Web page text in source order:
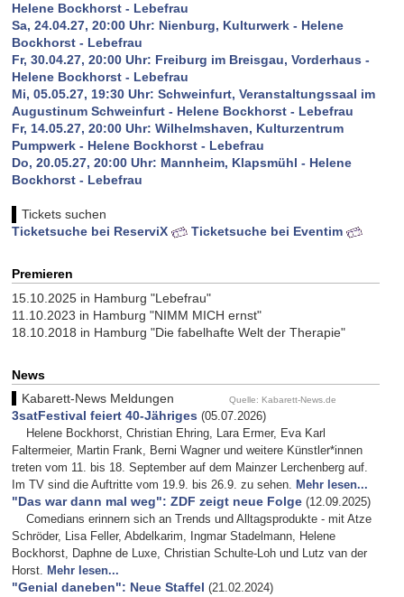
Helene Bockhorst - Lebefrau
Sa, 24.04.27, 20:00 Uhr: Nienburg, Kulturwerk - Helene
Bockhorst - Lebefrau
Fr, 30.04.27, 20:00 Uhr: Freiburg im Breisgau, Vorderhaus -
Helene Bockhorst - Lebefrau
Mi, 05.05.27, 19:30 Uhr: Schweinfurt, Veranstaltungssaal im
Augustinum Schweinfurt - Helene Bockhorst - Lebefrau
Fr, 14.05.27, 20:00 Uhr: Wilhelmshaven, Kulturzentrum
Pumpwerk - Helene Bockhorst - Lebefrau
Do, 20.05.27, 20:00 Uhr: Mannheim, Klapsmühl - Helene
Bockhorst - Lebefrau
Tickets suchen
Ticketsuche bei ReserviX
Ticketsuche bei Eventim
Premieren
15.10.2025 in Hamburg "Lebefrau"
11.10.2023 in Hamburg "NIMM MICH ernst"
18.10.2018 in Hamburg "Die fabelhafte Welt der Therapie"
News
Kabarett-News Meldungen
Quelle: Kabarett-News.de
3satFestival feiert 40-Jähriges (05.07.2026)
Helene Bockhorst, Christian Ehring, Lara Ermer, Eva Karl
Faltermeier, Martin Frank, Berni Wagner und weitere Künstler*innen
treten vom 11. bis 18. September auf dem Mainzer Lerchenberg auf.
Im TV sind die Auftritte vom 19.9. bis 26.9. zu sehen. Mehr lesen...
"Das war dann mal weg": ZDF zeigt neue Folge (12.09.2025)
Comedians erinnern sich an Trends und Alltagsprodukte - mit Atze
Schröder, Lisa Feller, Abdelkarim, Ingmar Stadelmann, Helene
Bockhorst, Daphne de Luxe, Christian Schulte-Loh und Lutz van der
Horst. Mehr lesen...
"Genial daneben": Neue Staffel (21.02.2024)